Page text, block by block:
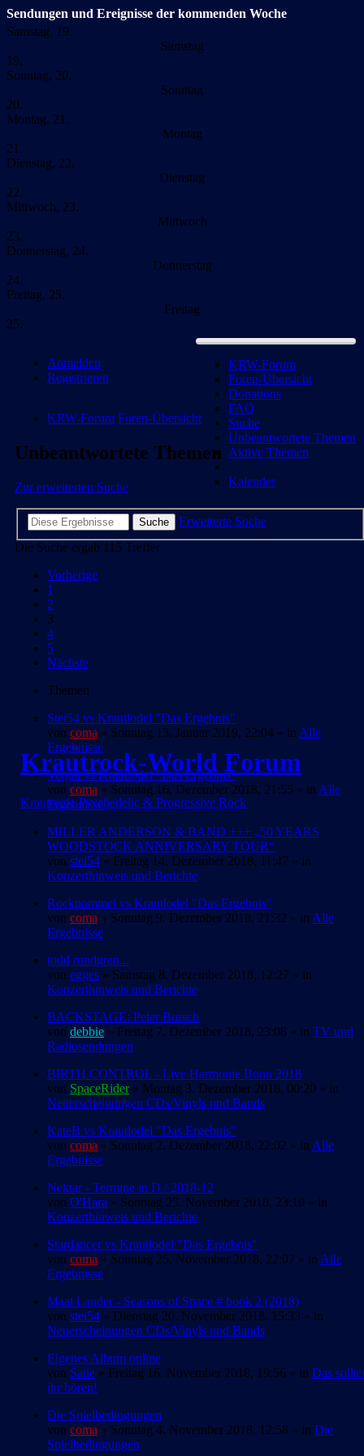
Sendungen und Ereignisse der kommenden Woche
Samstag, 19.
Samstag
19.
Sonntag, 20.
Sonntag
20.
Montag, 21.
Montag
21.
Dienstag, 22.
Dienstag
22.
Mittwoch, 23.
Mittwoch
23.
Donnerstag, 24.
Donnerstag
24.
Freitag, 25.
Freitag
25.
KRW-Forum
Foren-Übersicht
Donations
FAQ
Suche
Unbeantwortete Themen
Aktive Themen
Kalender
Anmelden
Registrieren
Krautrock-World Forum
Krautrock, Psychedelic & Progressive Rock
KRW-Forum Foren-Übersicht
Unbeantwortete Themen
Zur erweiterten Suche
Suche
Erweiterte Suche
Die Suche ergab 115 Treffer
Vorherige
1
2
3
4
5
Nächste
Themen
Stei54 vs Krautlodel "Das Ergebnis"
von coma » Sonntag 13. Januar 2019, 22:04 » in Alle
Ergebnisse
Vergat vs Krautlodel "Das Ergebnis"
von coma » Sonntag 16. Dezember 2018, 21:55 » in Alle
Ergebnisse
MILLER ANDERSON & BAND +++ „50 YEARS
WOODSTOCK ANNIVERSARY TOUR“
von stei54 » Freitag 14. Dezember 2018, 11:47 » in
Konzerthinweis und Berichte
Rockpommel vs Krautlodel "Das Ergebnis"
von coma » Sonntag 9. Dezember 2018, 21:32 » in Alle
Ergebnisse
todd rundgren...
von egges » Samstag 8. Dezember 2018, 12:27 » in
Konzerthinweis und Berichte
BACKSTAGE: Peter Bursch
von debbie » Freitag 7. Dezember 2018, 23:08 » in TV und
Radiosendungen
BIRTH CONTROL - Live Harmonie Bonn 2018
von SpaceRider» Montag 3. Dezember 2018, 00:20 » in
Neuerscheinungen CDs/Vinyls und Bands
KateB vs Krautlodel "Das Ergebnis"
von coma » Sonntag 2. Dezember 2018, 22:02 » in Alle
Ergebnisse
Nektar - Termine in D / 2018-12
von O'Hara » Sonntag 25. November 2018, 23:10 » in
Konzerthinweis und Berichte
Stardancer vs Krautlodel "Das Ergebnis"
von coma » Sonntag 25. November 2018, 22:07 » in Alle
Ergebnisse
Maat Lander - Seasons of Space # book 2 (2018)
von stei54 » Dienstag 20. November 2018, 15:33 » in
Neuerscheinungen CDs/Vinyls und Bands
Eigenes Album online
von Satie » Freitag 16. November 2018, 19:56 » in Das
ihr hören!
Die Spielbedingungen
von coma » Sonntag 4. November 2018, 12:58 » in Die
Spielbedingungen